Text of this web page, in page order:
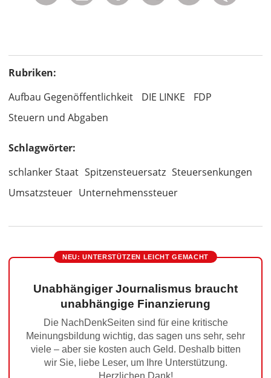
Rubriken:
Aufbau Gegenöffentlichkeit
DIE LINKE
FDP
Steuern und Abgaben
Schlagwörter:
schlanker Staat Spitzensteuersatz Steuersenkungen
Umsatzsteuer Unternehmenssteuer
NEU: UNTERSTÜTZEN LEICHT GEMACHT
Unabhängiger Journalismus braucht
unabhängige Finanzierung
Die NachDenkSeiten sind für eine kritische
Meinungsbildung wichtig, das sagen uns sehr, sehr
viele – aber sie kosten auch Geld. Deshalb bitten
wir Sie, liebe Leser, um Ihre Unterstützung.
Herzlichen Dank!